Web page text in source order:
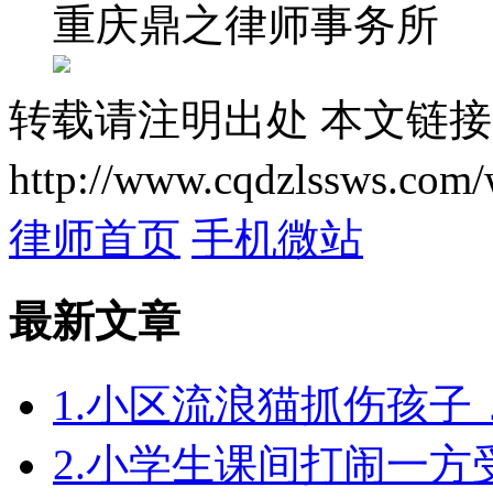
重庆鼎之律师事务所
转载请注明出处 本文链
http://
律师首页 手机微站
最新文章
1.小区流浪猫抓伤孩子
2.小学生课间打闹一